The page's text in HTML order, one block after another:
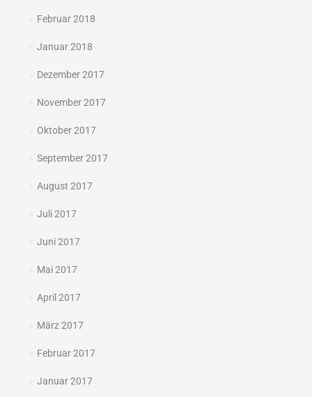
Februar 2018
Januar 2018
Dezember 2017
November 2017
Oktober 2017
September 2017
August 2017
Juli 2017
Juni 2017
Mai 2017
April 2017
März 2017
Februar 2017
Januar 2017